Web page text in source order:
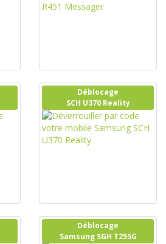
Déblocage
SCH U370 Reality
Déblocage
Samsung SGH T255G